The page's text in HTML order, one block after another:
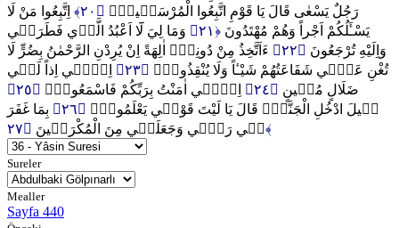
رَجُلٌ يَسْعٰى قَالَ يَا قَوْمِ اتَّبِعُوا الْمُرْسَل۪ينَۙ ﴿٢٠﴾
اِتَّبِعُوا مَنْ لَا
يَسْـَٔلُكُمْ اَجْراً وَهُمْ مُهْتَدُونَ ﴿٢١﴾
وَمَا لِيَ لَٓا اَعْبُدُ الَّذ۪ي فَطَرَن۪ي
وَاِلَيْهِ تُرْجَعُونَ ﴿٢٢﴾
ءَاَتَّخِذُ مِنْ دُونِه۪ٓ اٰلِهَةً اِنْ يُرِدْنِ الرَّحْمٰنُ بِضُرٍّ لَا
تُغْنِ عَنّ۪ي شَفَاعَتُهُمْ شَيْـٔاً وَلَا يُنْقِذُونِۚ ﴿٢٣﴾
اِنّ۪ٓي اِذاً لَف۪ي
ضَلَالٍ مُب۪ينٍ ﴿٢٤﴾ اِنّ۪ٓي اٰمَنْتُ بِرَبِّكُمْ فَاسْمَعُونِۜ ﴿٢٥﴾
ق۪يلَ ادْخُلِ الْجَنَّةَۜ قَالَ يَا لَيْتَ قَوْم۪ي يَعْلَمُونَۙ ﴿٢٦﴾
بِمَا غَفَرَ
ل۪ي رَبّ۪ي وَجَعَلَن۪ي مِنَ الْمُكْرَم۪ينَ﴿٢٧﴾
Sureler
Mealler
Sayfa 440